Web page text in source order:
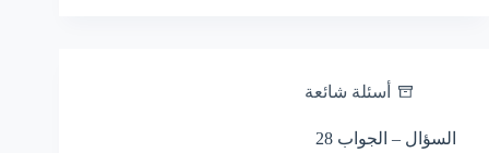
أسئلة شائعة
السؤال – الجواب 28